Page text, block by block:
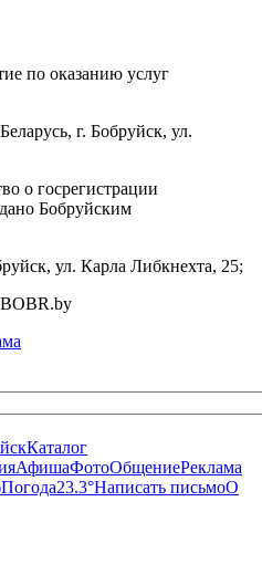
по оказанию услуг
г. Бобруйск, ул.
о госрегистрации
Бобруйским
ул. Карла Либкнехта, 25;
Каталог
АфишаФотоОбщениеРеклама
Погода23.3°Написать письмоО